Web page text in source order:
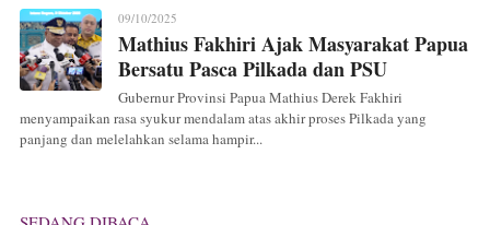
09/10/2025
Mathius Fakhiri Ajak Masyarakat Papua
Bersatu Pasca Pilkada dan PSU
Gubernur Provinsi Papua Mathius Derek Fakhiri
menyampaikan rasa syukur mendalam atas akhir proses Pilkada yang
panjang dan melelahkan selama hampir...